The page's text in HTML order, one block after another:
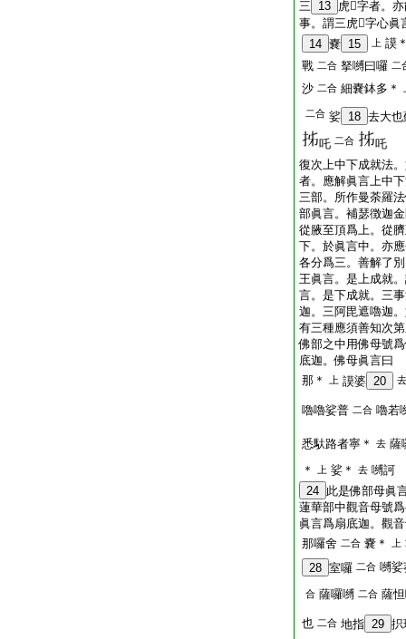
三 13 虎𤙖字者。
事。謂三虎𤙖字心眞
14 嚢 15 上 謨
戰 二合 拏嚩曰囉 二
沙 二合 細嚢鉢多＊
二合 娑 18 去大也
吒 二合
吒
復次上中下成就法
者。應解眞言上中
三部。所作曼荼羅
部眞言。補瑟徴迦
從腋至頂爲上。從
下。於眞言中。亦
各分爲三。善解了
王眞言。是上成就
言。是下成就。三
迦。三阿毘遮嚕迦
有三種應須善知次
佛部之中用佛母號
底迦。佛母眞言曰
那＊
上 謨婆 20 去
嚕嚕娑普 二合 嚕若
悉馱路者寧＊ 去 薩
＊
上 娑＊ 去 嚩訶
24 此是佛部母眞
蓮華部中觀音母號
眞言爲扇底迦。觀
那囉舍 二合 嚢＊ 上
28 室囉 二合 嚩娑
合 薩囉嚩 二合 薩
也 二合 地指 29 抧